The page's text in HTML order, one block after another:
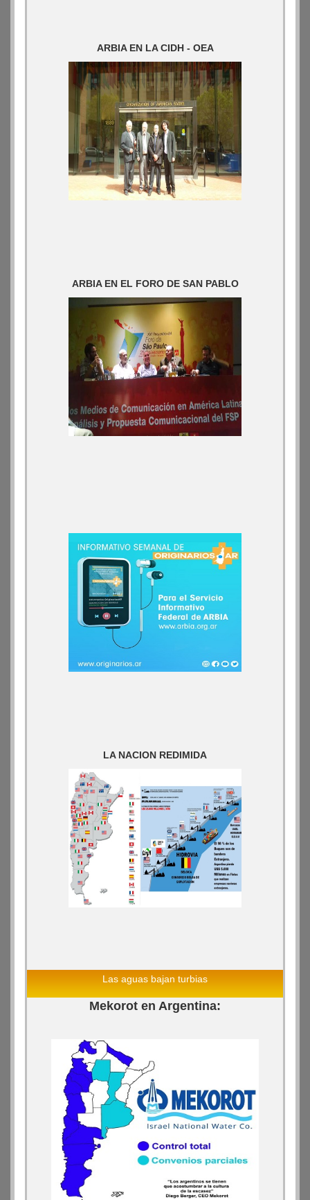
ARBIA EN LA CIDH - OEA
ARBIA EN EL FORO DE SAN PABLO
LA NACION REDIMIDA
Las aguas bajan turbias
Mekorot en Argentina: